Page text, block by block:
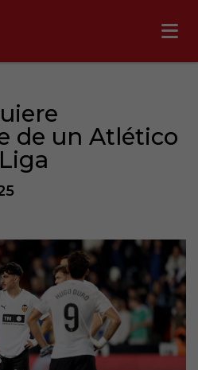
de un Atlético